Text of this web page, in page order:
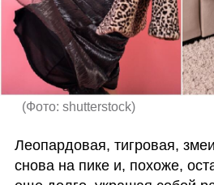
(Фото: shutterstock)
Леопардовая, тигровая,
снова на пике и, похоже,